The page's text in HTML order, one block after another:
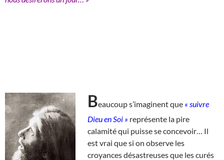
Beaucoup s’imaginent que « suivre
Dieu en Soi » représente la pire
calamité qui puisse se concevoir… Il
est vrai que si on observe les
croyances désastreuses que les curés